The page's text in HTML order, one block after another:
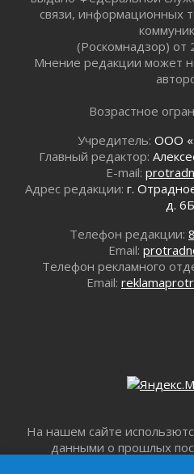
Километровые столбы
отправили на
02 августа 2026
Ленобласть внедрила
02 августа 2026
В Ивангороде
воробушка»
02 августа 2026
Юхла, мука, кантеле и
01 августа 2026
01 августа 2026
В Ленобласти
летию Билибина
Безмолвный крик о
В музей всей семьёй
01 августа 2026
связи, информационных
(Роскомнадзор) от
Мнение редакции может
Возрастное
Учредитель: ООО
Главный редактор:
E-mail:
Адрес редакции: г.
д.
Телефон редакции:
Email:
Телефон рекламного
Email:
На нашем сайте
данными о прошлых